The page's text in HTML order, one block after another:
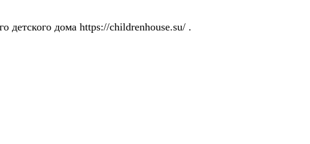
дома https://childrenhouse.su/ .